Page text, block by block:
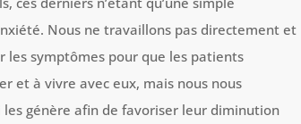
Nous ne travaillons pas directement et
les symptômes pour que les patients
et à vivre avec eux, mais nous nous
les génère afin de favoriser leur diminution